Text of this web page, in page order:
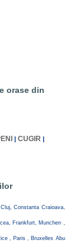
orase din
|CUGIR
Constanta Craioava,
Frankfurt, Munchen ,
, Paris , Bruxelles Abu